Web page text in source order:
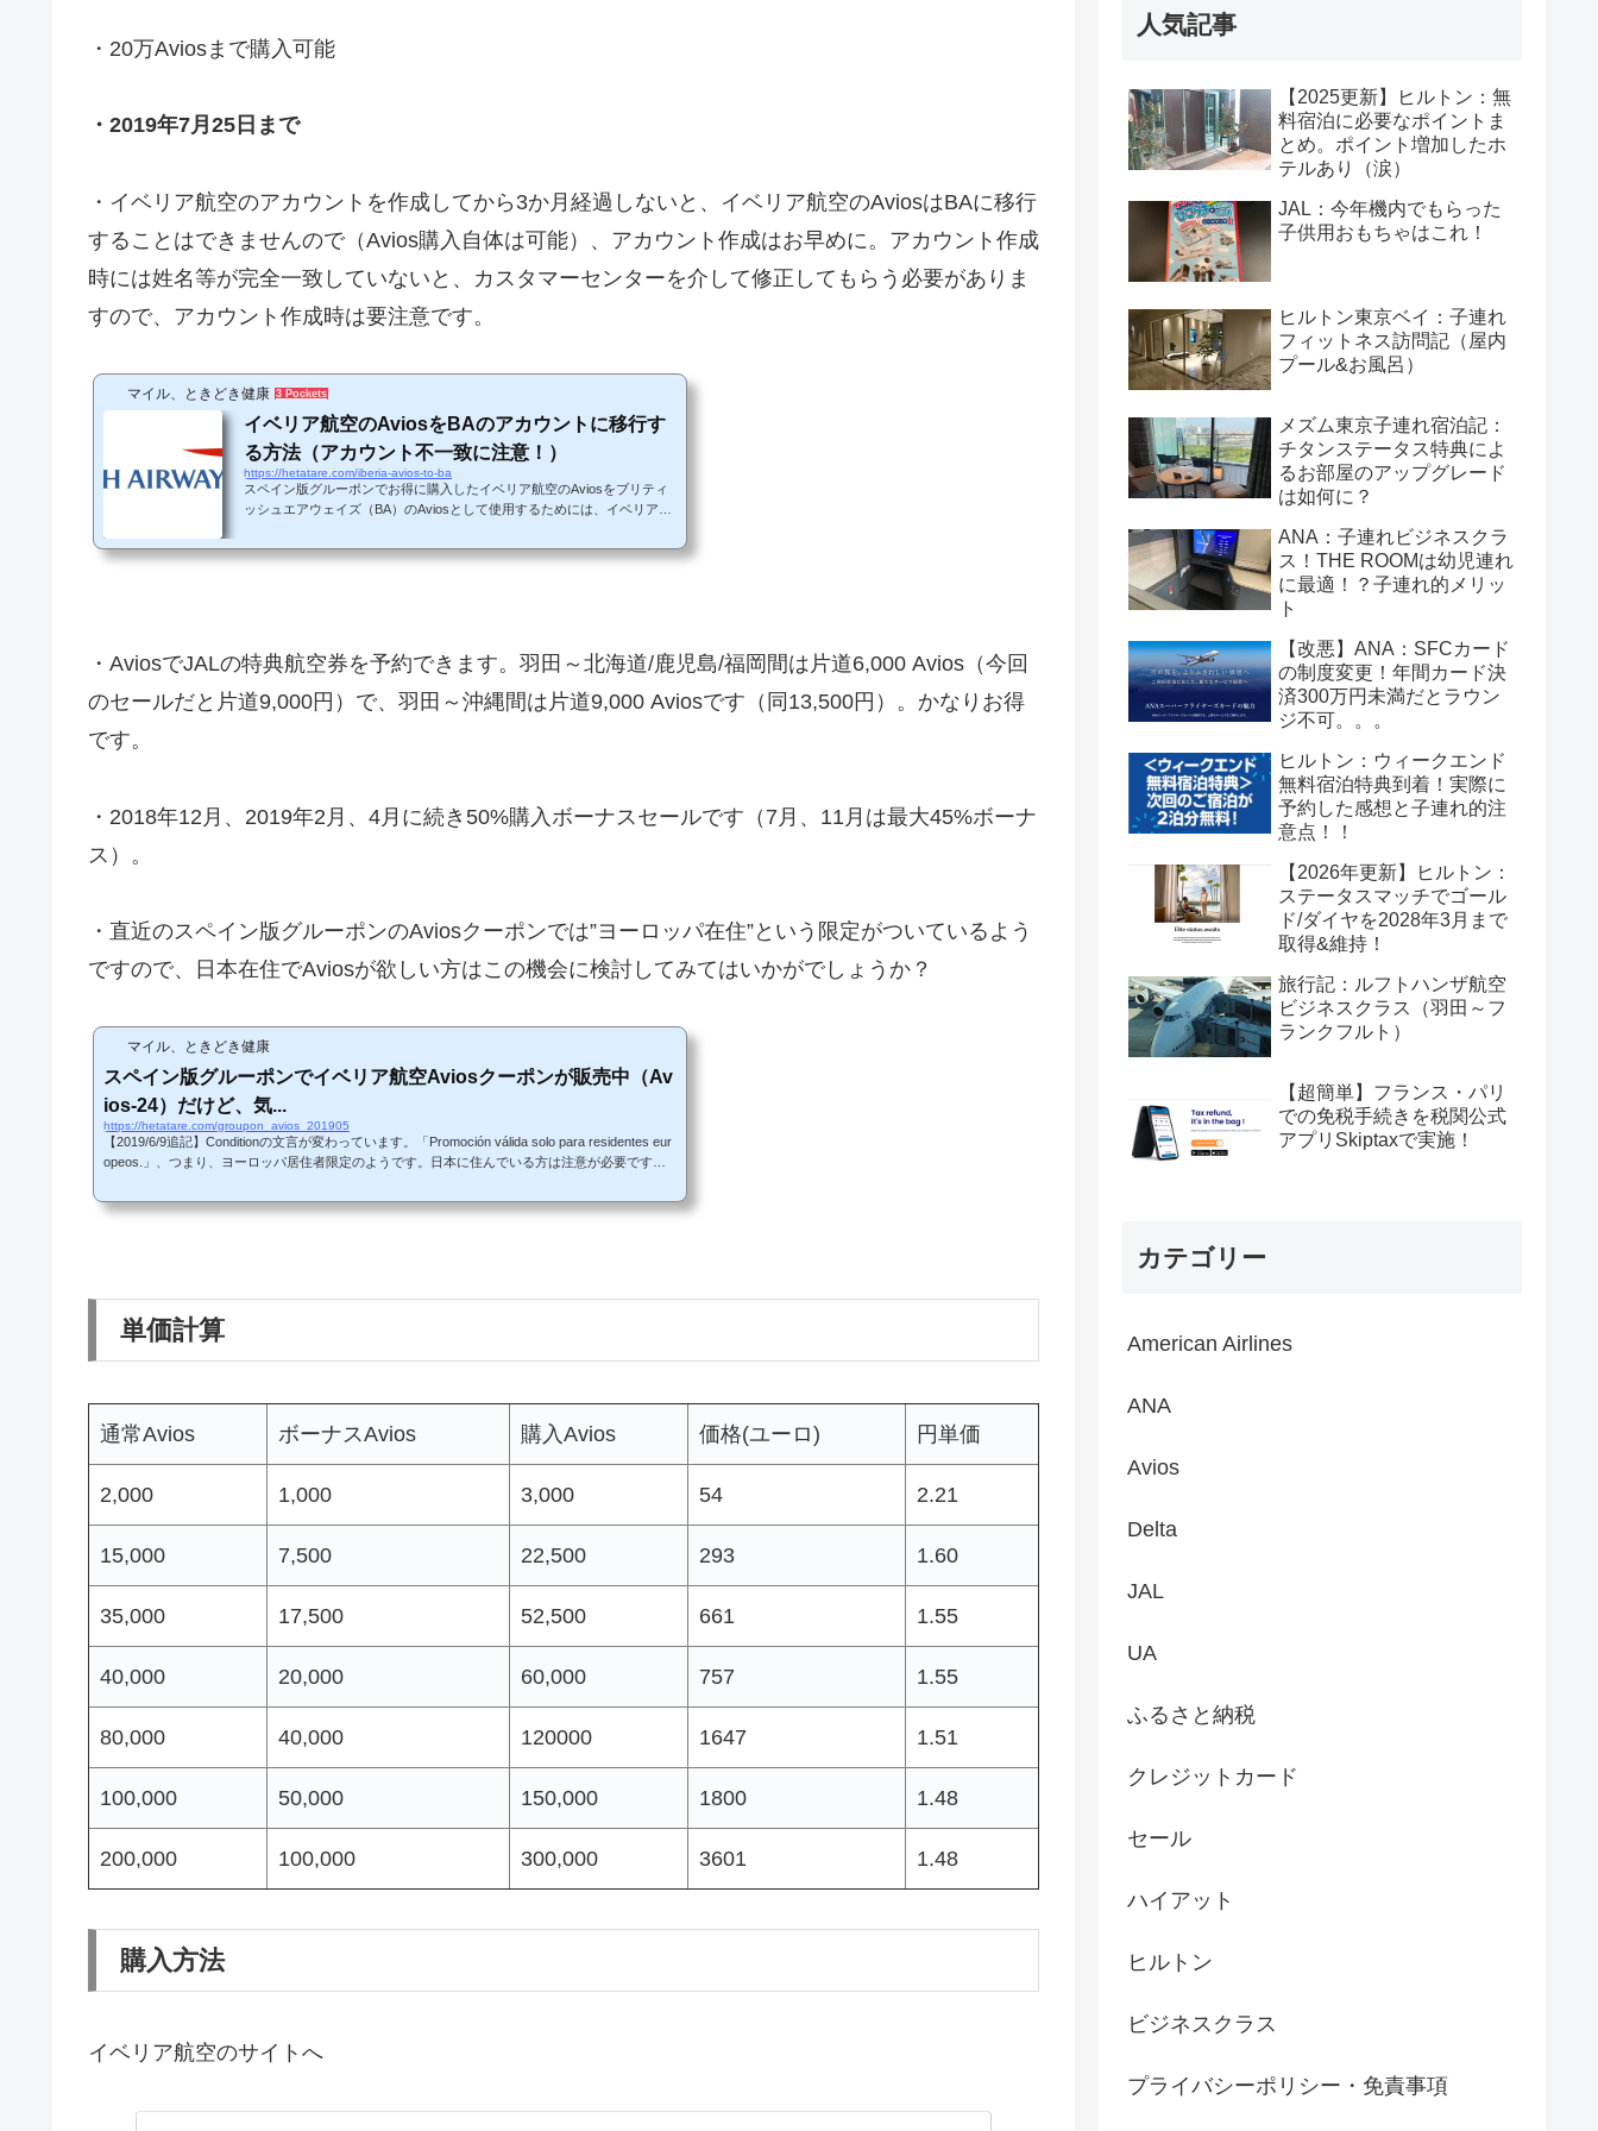
・20万Aviosまで購入可能
・2019年7月25日まで
・イベリア航空のアカウントを作成してから3か月経過しないと、イベリア航空のAviosはBAに移行
することはできませんので（Avios購入自体は可能）、アカウント作成はお早めに。アカウント作成
時には姓名等が完全一致していないと、カスタマーセンターを介して修正してもらう必要がありま
すので、アカウント作成時は要注意です。
マイル、ときどき健康 3 Pockets
イベリア航空のAviosをBAのアカウントに移行す
る方法（アカウント不一致に注意！）
https://hetatare.com/iberia-avios-to-ba
スペイン版グルーポンでお得に購入したイベリア航空のAviosをブリティ
ッシュエアウェイズ（BA）のAviosとして使用するためには、イベリア航
す。 移行するための条件イベリア航空のアカウントとBAのアカウントの
・AviosでJALの特典航空券を予約できます。羽田～北海道/鹿児島/福岡間は片道6,000 Avios（今回
のセールだと片道9,000円）で、羽田～沖縄間は片道9,000 Aviosです（同13,500円）。かなりお得
です。
・2018年12月、2019年2月、4月に続き50%購入ボーナスセールです（7月、11月は最大45%ボーナ
ス）。
・直近のスペイン版グルーポンのAviosクーポンでは”ヨーロッパ在住”という限定がついているよう
ですので、日本在住でAviosが欲しい方はこの機会に検討してみてはいかがでしょうか？
マイル、ときどき健康
スペイン版グルーポンでイベリア航空Aviosクーポンが販売中（Av
ios-24）だけど、気...
https://hetatare.com/groupon_avios_201905
【2019/6/9追記】Conditionの文言が変わっています。「Promoción válida solo para residentes eur
opeos.」、つまり、ヨーロッパ居住者限定のようです。日本に住んでいる方は注意が必要です。 -
ttps://www.groupon.es/deals/avios-24 単価これまでとAviosクーポンの金額が変わりました。購入
単価計算
通常Avios ボーナスAvios 購入Avios 価格(ユーロ) 円単価
2,000 1,000 3,000 54 2.21
15,000 7,500 22,500 293 1.60
35,000 17,500 52,500 661 1.55
40,000 20,000 60,000 757 1.55
80,000 40,000 120000 1647 1.51
100,000 50,000 150,000 1800 1.48
200,000 100,000 300,000 3601 1.48
購入方法
イベリア航空のサイトへ
人気記事
【2025更新】ヒルトン：無
料宿泊に必要なポイントま
とめ。ポイント増加したホ
テルあり（涙）
JAL：今年機内でもらった
子供用おもちゃはこれ！
ヒルトン東京ベイ：子連れ
フィットネス訪問記（屋内
プール&お風呂）
メズム東京子連れ宿泊記：
チタンステータス特典によ
るお部屋のアップグレード
は如何に？
ANA：子連れビジネスクラ
ス！THE ROOMは幼児連れ
に最適！？子連れ的メリッ
ト
【改悪】ANA：SFCカード
の制度変更！年間カード決
済300万円未満だとラウン
ジ不可。。。
ヒルトン：ウィークエンド
無料宿泊特典到着！実際に
予約した感想と子連れ的注
意点！！
【2026年更新】ヒルトン：
ステータスマッチでゴール
ド/ダイヤを2028年3月まで
取得&維持！
旅行記：ルフトハンザ航空
ビジネスクラス（羽田～フ
ランクフルト）
【超簡単】フランス・パリ
での免税手続きを税関公式
アプリSkiptaxで実施！
カテゴリー
American Airlines
ANA
Avios
Delta
JAL
UA
ふるさと納税
クレジットカード
セール
ハイアット
ヒルトン
ビジネスクラス
プライバシーポリシー・免責事項